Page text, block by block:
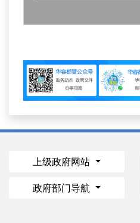
上级政府网站
政府部门导航